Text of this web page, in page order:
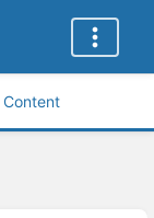
Content